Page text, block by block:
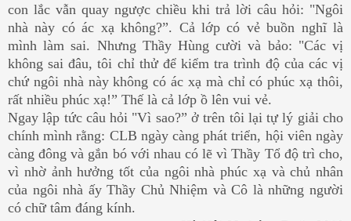
con lắc vẫn quay ngược chiều khi trả lời câu hỏi: "Ngôi
nhà này có ác xạ không?”. Cả lớp có vẻ buồn nghĩ là
mình làm sai. Nhưng Thầy Hùng cười và bảo: "Các vị
không sai đâu, tôi chỉ thử để kiểm tra trình độ của các vị
chứ ngôi nhà này không có ác xạ mà chỉ có phúc xạ thôi,
rất nhiều phúc xạ!” Thế là cả lớp ồ lên vui vẻ.
Ngay lập tức câu hỏi "Vì sao?” ở trên tôi lại tự lý giải cho
chính mình rằng: CLB ngày càng phát triển, hội viên ngày
càng đông và gắn bó với nhau có lẽ vì Thầy Tổ độ trì cho,
vì nhờ ảnh hưởng tốt của ngôi nhà phúc xạ và chủ nhân
của ngôi nhà ấy Thầy Chủ Nhiệm và Cô là những người
có chữ tâm đáng kính.